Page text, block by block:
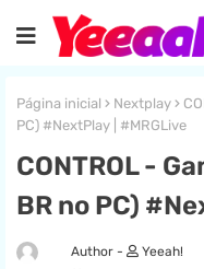
Página inicial Nextplay
PC) #NextPlay | #MRGLive
CONTROL -
BR no PC)
Yeeah!